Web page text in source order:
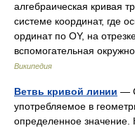
алгебраическая кривая
системе координат, где
ординат по OY, на
вспомогательная
Википедия
Ветвь кривой линии —
употребляемое в
определенное значение.